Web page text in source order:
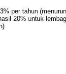
per tahun
20% untuk